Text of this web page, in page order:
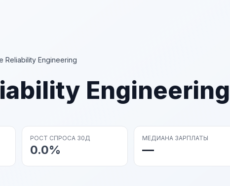
Reliability Engineering
Engineering
РОСТ СПРОСА 30Д
0.0%
МЕДИАНА ЗАРПЛАТЫ
—